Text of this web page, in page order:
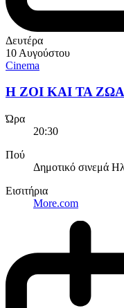
Δευτέρα
10 Αυγούστου
Cinema
Η ΖΟΙ ΚΑΙ ΤΑ
Ώρα
20:30
Πού
Δημοτικό σινεμά
Εισιτήρια
More.com